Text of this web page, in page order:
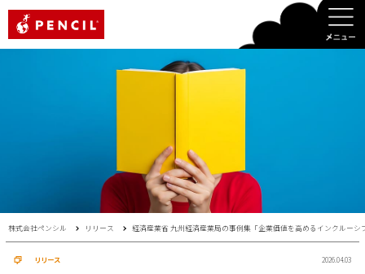
株式会社ペンシル リリース 経済産業省 九州経済産業局の事例集「企業価値を高めるインクルー
リリース 2026.04.03